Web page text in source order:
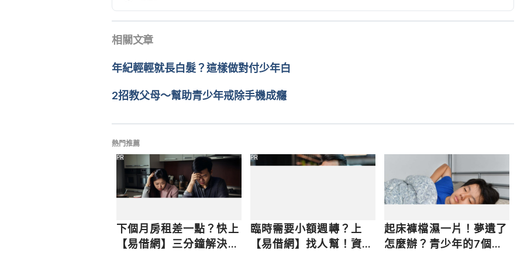
2022/06/15
醫學審稿： 賴建翰醫師
Jane Lee 更新
相關文章
年紀輕輕就長白髮？這樣做對付少年白
2招教父母～幫助青少年戒除手機成癮
熱門推薦
下個月房租差一點？快上
【易借網】三分鐘解決燃
PR
臨時需要小額週轉？上
【易借網】找人幫！資金
PR
起床褲檔濕一片！夢遺了
怎麼辦？青少年的7個生